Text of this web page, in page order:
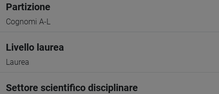
Partizione
Cognomi A-L
Livello laurea
Laurea
Settore scientifico disciplinare